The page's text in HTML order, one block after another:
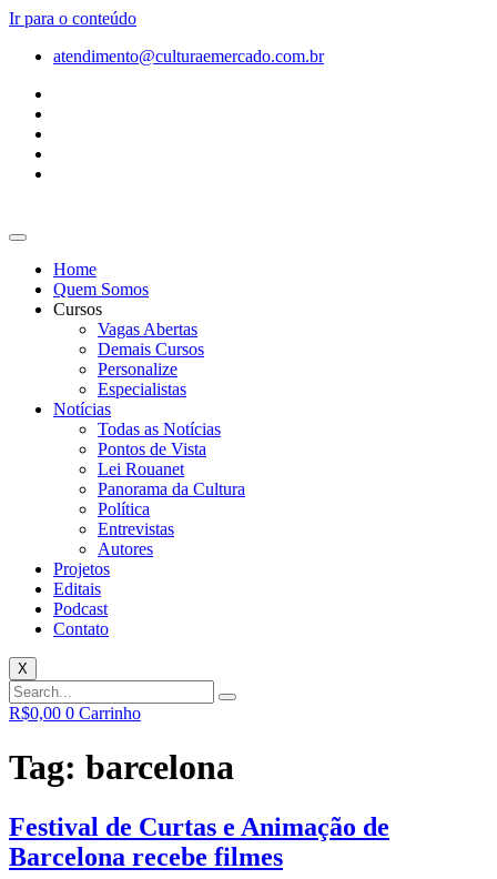
Ir para o conteúdo
atendimento@culturaemercado.com.br
Home
Quem Somos
Cursos
Vagas Abertas
Demais Cursos
Personalize
Especialistas
Notícias
Todas as Notícias
Pontos de Vista
Lei Rouanet
Panorama da Cultura
Política
Entrevistas
Autores
Projetos
Editais
Podcast
Contato
X
R$0,00 0 Carrinho
Tag: barcelona
Festival de Curtas e Animação de
Barcelona recebe filmes